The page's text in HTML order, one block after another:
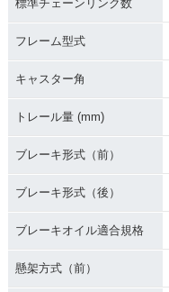
標準チェーンリンク数
フレーム型式
キャスター角
トレール量 (mm)
ブレーキ形式（前）
ブレーキ形式（後）
ブレーキオイル適合規格
懸架方式（前）